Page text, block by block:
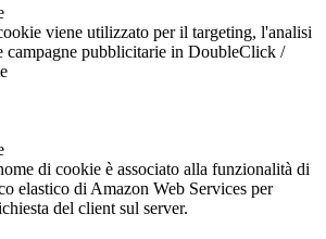
viene utilizzato per il targeting, l'analisi
campagne pubblicitarie in DoubleClick /
di cookie è associato alla funzionalità di
elastico di Amazon Web Services per
del client sul server.